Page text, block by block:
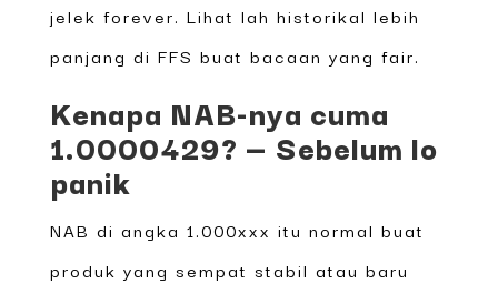
jelek forever. Lihat lah historikal lebih
panjang di FFS buat bacaan yang fair.
Kenapa NAB-nya cuma
1.0000429? — Sebelum lo
panik
NAB di angka 1.000xxx itu normal buat
produk yang sempat stabil atau baru